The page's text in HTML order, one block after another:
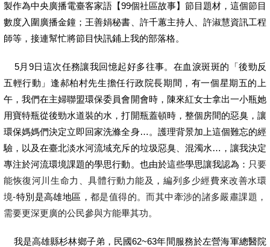
製作為中央廣播電臺客家語 【99個社區故事】節目題材，這個節目
數度入圍廣播金鐘 ；王善娟秘書、許千蕙主持人、許淑慧資訊工程
師等 ，接連幫忙將節目快訊鋪上我的部落格。
5月9日這次任務讓我回憶起好多往事。在血淚斑斑的「後勁反
五輕行動」逢郝柏村先生擔任行政院長期間，有一個星期五的上
午，我們在主婦聯盟環保委員會開會時，陳來紅女士拿出一小瓶她
用寶特瓶從後勁水道裝的水，打開瓶蓋頓時，整個房間的惡臭，讓
環保媽媽們決定立即回家洗滌全身…。護理背景加上這個難忘的經
驗，以及在臺北淡水河流域充斥的垃圾惡臭、混濁水…，讓我決定
專注於河流環境課題的學思行動。也由於這些學思讓我認為： 只要
能恢復河川生命力、具體行動力能及 ，編列多少經費來改善水環
境-特別是高雄地區 ， 都是值得的。而其中牽涉的諸多嚴肅課題，
需要更深更廣的公民參與方能畢其功。
我是高雄縣杉林鄉子弟，民國62~63年間服務於左營海軍總醫院